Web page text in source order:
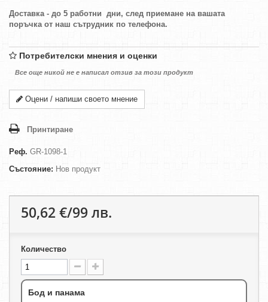
Доставка - до 5 работни дни, след приемане на вашата
поръчка от наш сътрудник по телефона.
Потребителски мнения и оценки
Все още никой не е написал отзив за този продукт
Оцени / напиши своето мнение
Принтиране
Реф. GR-1098-1
Състояние: Нов продукт
50,62 €/99 лв.
Количество
Бод и панама